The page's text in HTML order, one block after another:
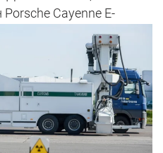
Cayenne E-